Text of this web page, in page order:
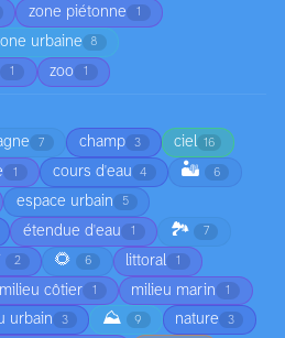
zone piétonne 1
urbaine 8
1 zoo 1
7 champ 3 ciel 16
1 cours d'eau 4 🏜️ 6
espace urbain 5
étendue d'eau 1 🏞️ 7
2 🌻 6 littoral 1
milieu côtier 1 milieu marin 1
urbain 3 ⛰️ 9 nature 3